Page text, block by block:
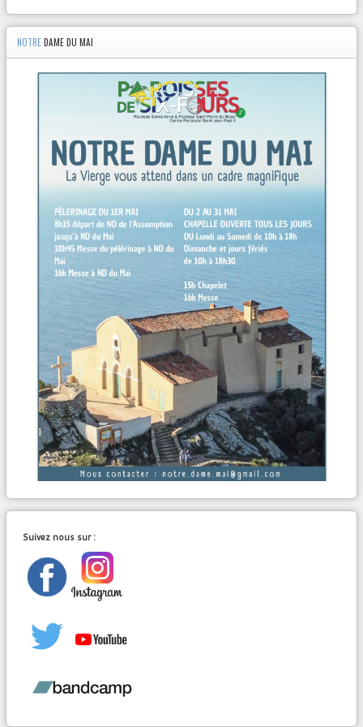
NOTREDAME DU MAI
Suivez nous sur :